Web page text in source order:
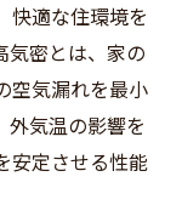
快適な住環境を
気密とは、家の
空気漏れを最小
外気温の影響を
安定させる性能